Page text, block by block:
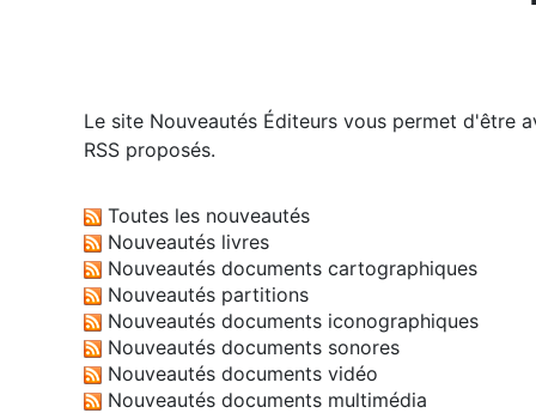
Le site Nouveautés Éditeurs vous permet d'être
RSS proposés.
Toutes les nouveautés
Nouveautés livres
Nouveautés documents cartographiques
Nouveautés partitions
Nouveautés documents iconographiques
Nouveautés documents sonores
Nouveautés documents vidéo
Nouveautés documents multimédia